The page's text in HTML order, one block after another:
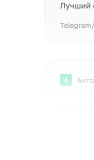
Лучший
Telegram/
А